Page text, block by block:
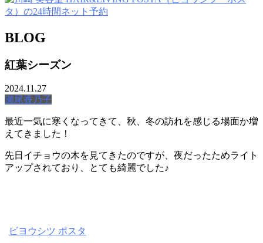
BLOG
紅葉シーズン
2024.11.27
瀬尾香乃子
最近一気に寒くなってきて、秋、冬の訪れを感じる場面か増
えてきました！
先日イチョウの木を見てきたのですが、夜だったためライト
アップされており、とても綺麗でした♪
ビヨウシツ ポスタ